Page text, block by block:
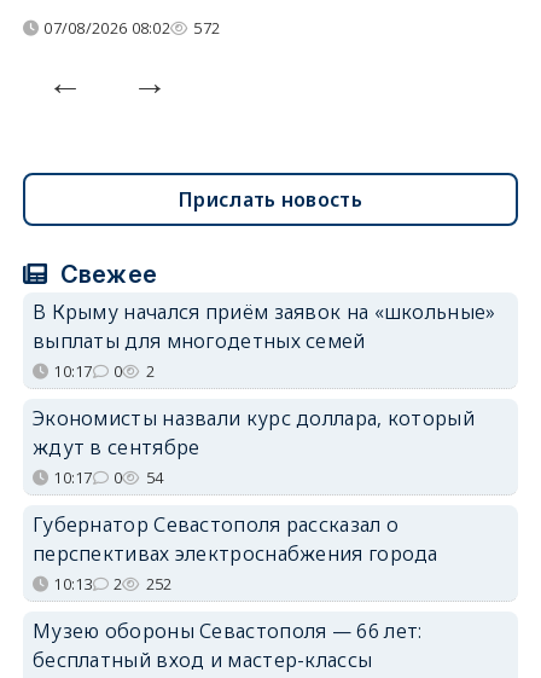
07/08/2026 08:02 572
Прислать новость
Свежее
В Крыму начался приём заявок на «школьные»
выплаты для многодетных семей
10:17 0 2
Экономисты назвали курс доллара, который
ждут в сентябре
10:17 0 54
Губернатор Севастополя рассказал о
перспективах электроснабжения города
10:13 2 252
Музею обороны Севастополя — 66 лет:
бесплатный вход и мастер-классы